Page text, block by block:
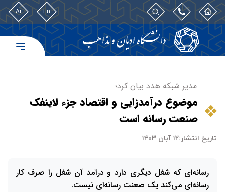
En
Ar
مدیر شبکه هدد بیان کرد؛
موضوع درآمدزایی و اقتصاد جزء لاینفک
صنعت رسانه است
تاریخ انتشار:۱۲ آبان ۱۴۰۳
رسانه‌ای که شغل دیگری دارد و درآمد آن شغل را صرف کار
رسانه‌ای می‌کند یک صعنت رسانه‌ای نیست.